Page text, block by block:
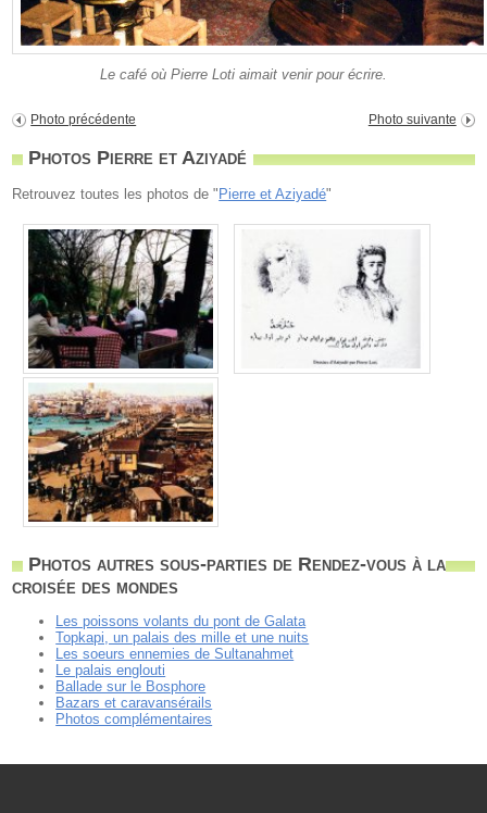
Le café où Pierre Loti aimait venir pour écrire.
Photo précédente Photo suivante
Photos Pierre et Aziyadé
Retrouvez toutes les photos de " Pierre et Aziyadé"
Photos autres sous-parties de Rendez-vous à la
croisée des mondes
Les poissons volants du pont de Galata
Topkapi, un palais des mille et une nuits
Les soeurs ennemies de Sultanahmet
Le palais englouti
Ballade sur le Bosphore
Bazars et caravansérails
Photos complémentaires